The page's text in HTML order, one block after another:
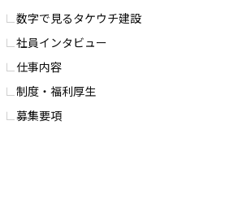
数字で⾒るタケウチ建設
社員インタビュー
仕事内容
制度・福利厚⽣
募集要項